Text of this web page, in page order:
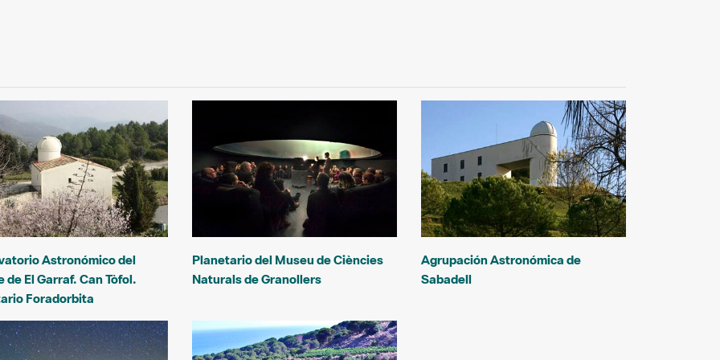
Astronómico del
de El Garraf. Can Tòfol.
Foradorbita
Planetario del Museu de Ciències
Naturals de Granollers
Agrupación Astronómica de
Sabadell